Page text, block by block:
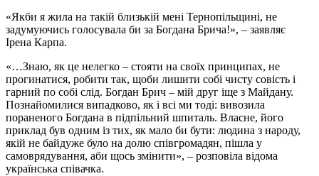
«Якби я жила на такій близькій мені Тернопільщині, не
задумуючись голосувала би за Богдана Брича!», – заявляє
Ірена Карпа.
«…Знаю, як це нелегко – стояти на своїх принципах, не
прогинатися, робити так, щоби лишити собі чисту совість і
гарний по собі слід. Богдан Брич – мій друг іще з Майдану.
Познайомилися випадково, як і всі ми тоді: вивозила
пораненого Богдана в підпільний шпиталь. Власне, його
приклад був одним із тих, як мало би бути: людина з народу,
якій не байдуже було на долю співгромадян, пішла у
самоврядування, аби щось змінити», – розповіла відома
українська співачка.